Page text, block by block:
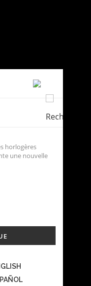
horlogères
une nouvelle